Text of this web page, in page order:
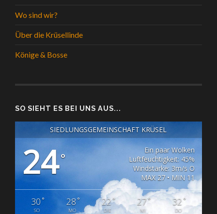
Wo sind wir?
Über die Krüsellinde
Könige & Bosse
SO SIEHT ES BEI UNS AUS...
SIEDLUNGSGEMEINSCHAFT KRÜSEL
24°
Ein paar Wolken
Luftfeuchtigkeit: 45%
Windstärke: 3m/s O
MAX 27 • MIN 11
30°
SO
28°
MO
22°
DIE
27°
MI
32 °
DO